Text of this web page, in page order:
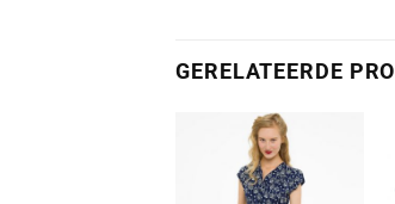
GERELATEERDE